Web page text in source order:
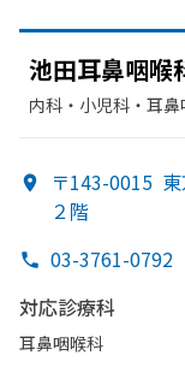
池田耳鼻咽喉
内科・​小児科・​耳
〒143-0015
２階
03-3761-0792
対応診療科
耳鼻咽喉科